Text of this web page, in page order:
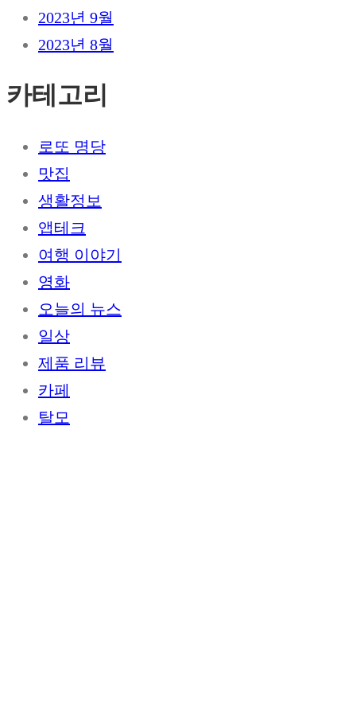
2023년 9월
2023년 8월
카테고리
로또 명당
맛집
생활정보
앱테크
여행 이야기
영화
오늘의 뉴스
일상
제품 리뷰
카페
탈모